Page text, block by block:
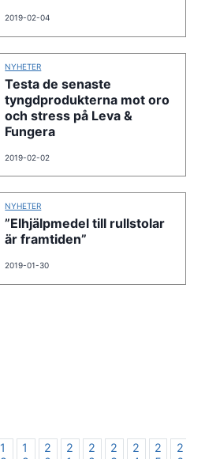
2019-02-04
NYHETER
Testa de senaste
tyngdprodukterna mot oro
och stress på Leva &
Fungera
2019-02-02
NYHETER
”Elhjälpmedel till rullstolar
är framtiden”
2019-01-30
1
1
2
2
2
2
2
2
2